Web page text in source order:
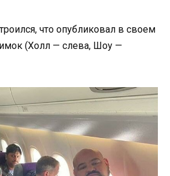
что опубликовал в своем
(Холл — слева, Шоу —